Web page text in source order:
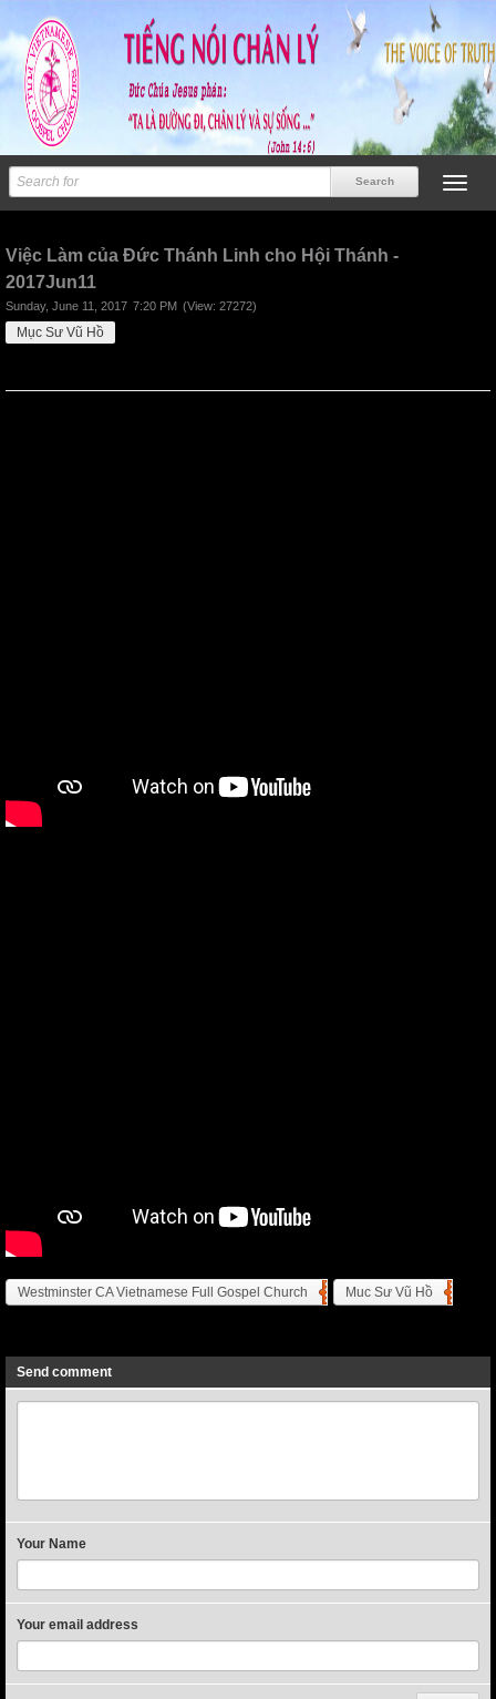
Việc Làm của Đức Thánh Linh cho Hội Thánh -
2017Jun11
Sunday, June 11, 2017 7:20 PM (View: 27272)
Mục Sư Vũ Hồ
Westminster CA Vietnamese Full Gospel Church Muc Sư Vũ Hồ
Send comment
Your Name
Your email address